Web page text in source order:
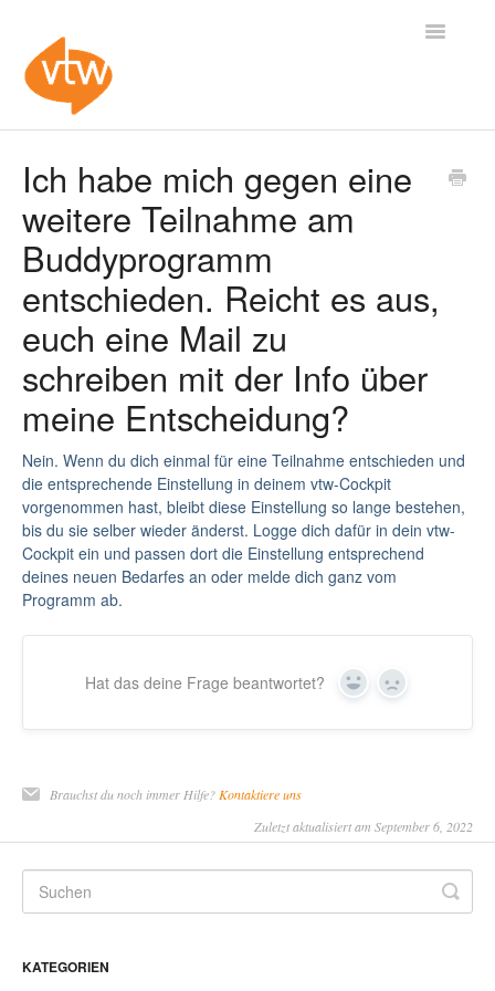
Toggle
Webseite (vtw-the-work.org)
Lehrcoach*innen-Ausbildung
Slack-Community
The Work Summer Camp
Kontakt
Ich habe mich gegen eine
weitere Teilnahme am
Buddyprogramm
entschieden. Reicht es aus,
euch eine Mail zu
schreiben mit der Info über
meine Entscheidung?
Nein. Wenn du dich einmal für eine Teilnahme entschieden und
die entsprechende Einstellung in deinem vtw-Cockpit
vorgenommen hast, bleibt diese Einstellung so lange bestehen,
bis du sie selber wieder änderst. Logge dich dafür in dein vtw-
Cockpit ein und passen dort die Einstellung entsprechend
deines neuen Bedarfes an oder melde dich ganz vom
Programm ab.
Hat das deine Frage beantwortet? Yes No
Brauchst du noch immer Hilfe?Kontaktiere uns
Zuletzt aktualisiert am September 6, 2022
KATEGORIEN